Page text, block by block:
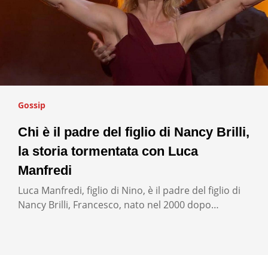
Gossip
Chi è il padre del figlio di Nancy Brilli,
la storia tormentata con Luca
Manfredi
Luca Manfredi, figlio di Nino, è il padre del figlio di
Nancy Brilli, Francesco, nato nel 2000 dopo…